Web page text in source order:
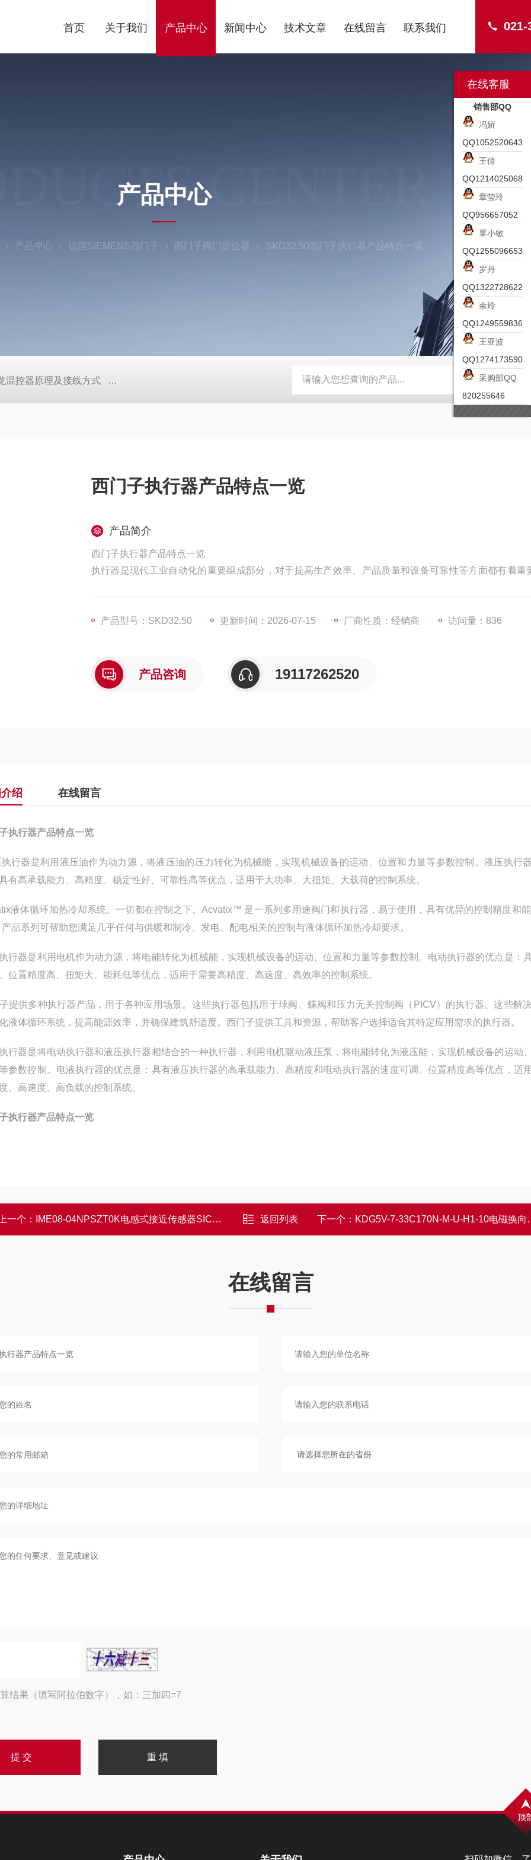
021-
首页 关于我们 产品中心 新闻中心 技术文章 在线留言 联系我们
CENTER
产品中心
产品中心 德国SIEMENS西门子 西门子阀门定位器 SKD32.50西门子执行器产品特点一览
温控器原理及接线方式 日本SMC真空压力开关的中文资料ZK2-ZSEA-A *皮尔兹PILZ安全激光扫描仪 RZMO-TER-
西门子执行器产品特点一览
产品简介
西门子执行器产品特点一览
执行器是现代工业自动化的重要组成部分，对于提高生产效率、产品质量和设备可靠性等方面都有着重
产品型号：SKD32.50 更新时间：2026-07-15 厂商性质：经销商 访问量：836
产品咨询 19117262520
绍 在线留言
执行器产品特点一览
行器是利用液压油作为动力源，将液压油的压力转化为机械能，实现机械设备的运动、位置和力量等参数控制。液压执行
有高承载能力、高精度、稳定性好、可靠性高等优点，适用于大功率、大扭矩、大载荷的控制系统。
液体循环加热冷却系统。一切都在控制之下。Acvatix™ 是一系列多用途阀门和执行器，易于使用，具有优异的控制精度和
品系列可帮助您满足几乎任何与供暖和制冷、发电、配电相关的控制与液体循环加热冷却要求。
行器是利用电机作为动力源，将电能转化为机械能，实现机械设备的运动、位置和力量等参数控制。电动执行器的优点是：
位置精度高、扭矩大、能耗低等优点，适用于需要高精度、高速度、高效率的控制系统。
提供多种执行器产品，用于各种应用场景。这些执行器包括用于球阀、蝶阀和压力无关控制阀（PICV）的执行器。这些解
液体循环系统，提高能源效率，并确保建筑舒适度。西门子提供工具和资源，帮助客户选择适合其特定应用需求的执行器。
行器是将电动执行器和液压执行器相结合的一种执行器，利用电机驱动液压泵，将电能转化为液压能，实现机械设备的运动
参数控制。电液执行器的优点是：具有液压执行器的高承载能力、高精度和电动执行器的速度可调、位置精度高等优点，适
、高速度、高负载的控制系统。
执行器产品特点一览
一个： IME08-04NPSZT0K电感式接近传感器SICK规格图样 返回列表 下一个： KDG5V-7-33C170N-M-U-H1-10电磁换向阀VICKERS产品示意图
在线留言
结果（填写阿拉伯数字），如：三加四=7
在线客服
销售部QQ
冯娇
QQ1052520643
王倩
QQ1214025068
章莹玲
QQ956657052
覃小敏
QQ1255096653
罗丹
QQ1322728622
余玲
QQ1249559836
王亚波
QQ1274173590
采购部QQ
820255646